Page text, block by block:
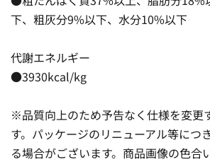
下、粗灰分9%以下、水分10%以下
代謝エネルギー
●3930kcal/kg
※品質向上のため予告なく仕様を変更
す。パッケージのリニューアル等につ
る場合がございます。商品画像の色合